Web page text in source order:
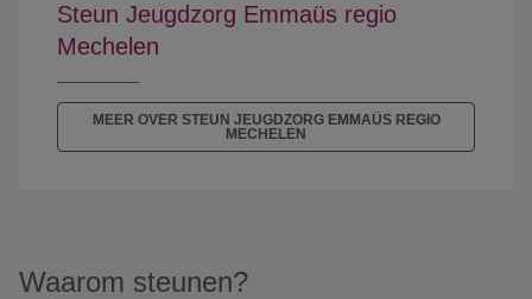
Steun Jeugdzorg Emmaüs regio
Mechelen
MEER OVER STEUN JEUGDZORG EMMAÜS REGIO
MECHELEN
Waarom steunen?